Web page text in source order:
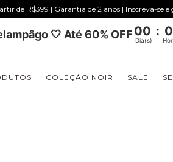
de R$399 | Garantia de 2 anos | Inscreva-se
🤍 Até 60% OFF00 :
Dia(s)
COLEÇÃO NOIR SALE